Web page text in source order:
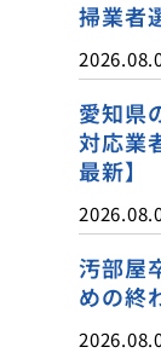
掃業者
愛知県
対応業
最新】
汚部屋
めの終